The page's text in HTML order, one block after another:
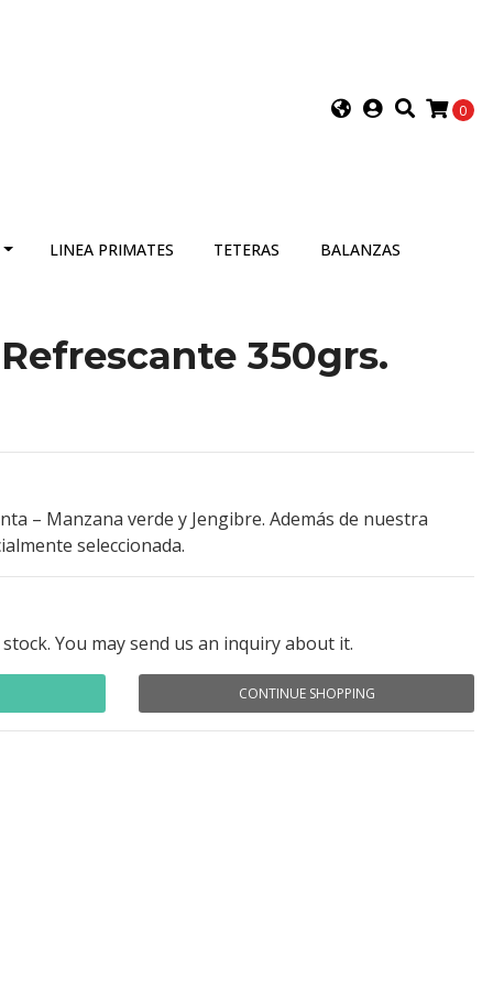
0
LINEA PRIMATES TETERAS BALANZAS
350grs.
– Manzana verde y Jengibre. Además de nuestra
seleccionada.
You may send us an inquiry about it.
CONTINUE SHOPPING